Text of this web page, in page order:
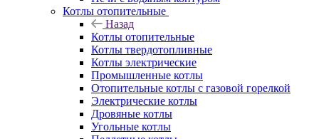
Котлы отопительные
Назад
Котлы отопительные
Котлы твердотопливные
Котлы электрические
Промышленные котлы
Отопительные котлы с газовой горелкой
Электрические котлы
Дровяные котлы
Угольные котлы